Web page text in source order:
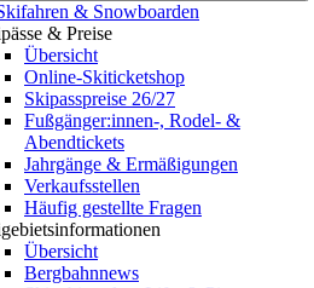
& Snowboarden
& Preise
Übersicht
Online-Skiticketshop
Skipasspreise 26/27
Fußgänger:innen-, Rodel- &
Abendtickets
Jahrgänge & Ermäßigungen
Verkaufsstellen
Häufig gestellte Fragen
Übersicht
Bergbahnnews